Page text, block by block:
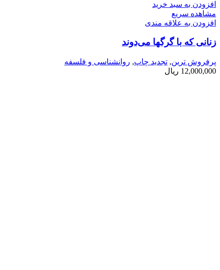
افزودن به سبد خرید
مشاهده سریع
افزودن به علاقه مندی
زنانی كه با گرگها می­‌دوند
پرفروش ترین, تجدید چاپ, روانشناسی و فلسفه
12,000,000 ریال